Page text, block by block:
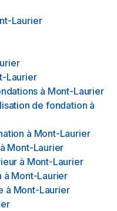
Laurier
Laurier
à Mont-Laurier
de fondation à
à Mont-Laurier
à Mont-Laurier
à Mont-Laurier
à Mont-Laurier
à Mont-Laurier